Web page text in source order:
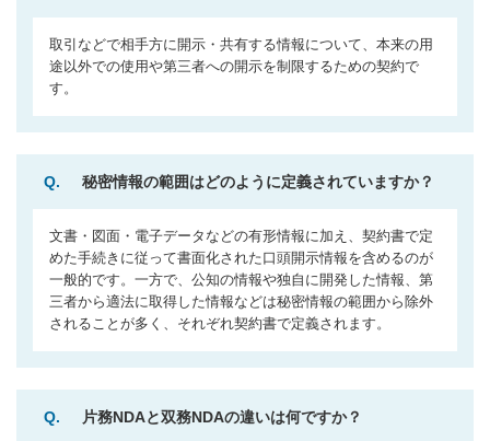
取引などで相手方に開示・共有する情報について、本来の用
途以外での使用や第三者への開示を制限するための契約で
す。
Q. 秘密情報の範囲はどのように定義されていますか？
文書・図面・電子データなどの有形情報に加え、契約書で定
めた手続きに従って書面化された口頭開示情報を含めるのが
一般的です。一方で、公知の情報や独自に開発した情報、第
三者から適法に取得した情報などは秘密情報の範囲から除外
されることが多く、それぞれ契約書で定義されます。
Q. 片務NDAと双務NDAの違いは何ですか？